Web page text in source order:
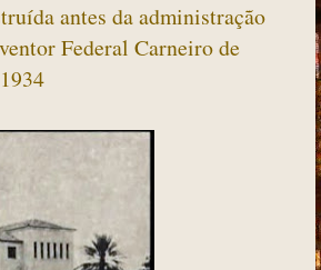
antes da administração
Federal Carneiro de